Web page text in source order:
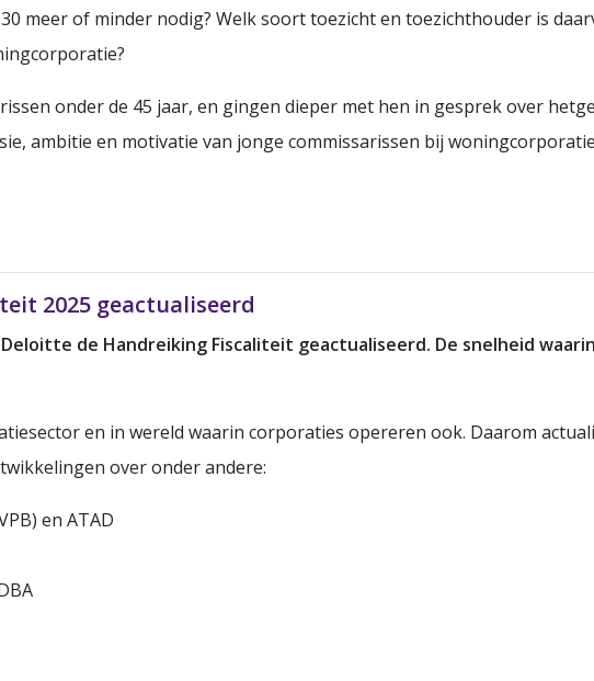
meer of minder nodig? Welk soort toezicht en toezichthouder is
onder de 45 jaar, en gingen dieper met hen in gesprek over
ambitie en motivatie van jonge commissarissen bij
2025 geactualiseerd
de Handreiking Fiscaliteit geactualiseerd. De snelheid
en in wereld waarin corporaties opereren ook. Daarom
over onder andere:
en ATAD